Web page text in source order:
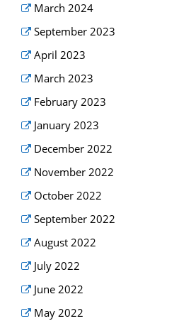
March 2024
September 2023
April 2023
March 2023
February 2023
January 2023
December 2022
November 2022
October 2022
September 2022
August 2022
July 2022
June 2022
May 2022